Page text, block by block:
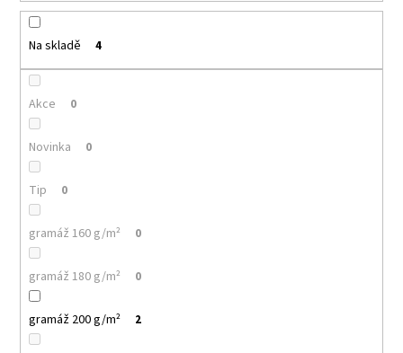
Na skladě 4
Akce 0
Novinka 0
Tip 0
gramáž 160 g/m² 0
gramáž 180 g/m² 0
gramáž 200 g/m² 2
í
D